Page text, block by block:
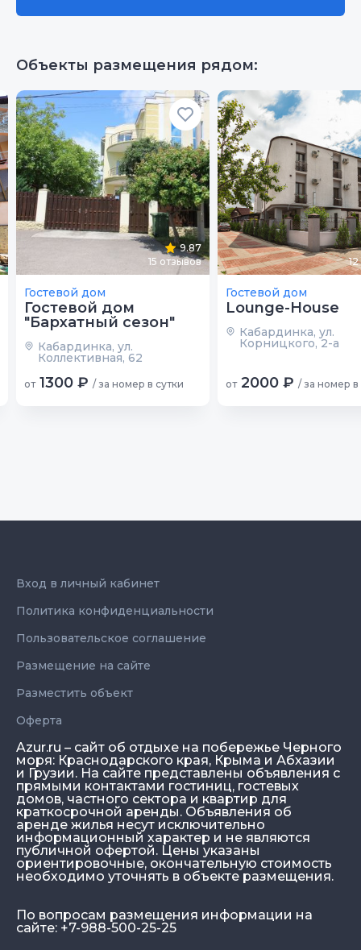
Чистота 10
Гостеприимство
Звукоизоляция
Объекты размещения рядом:
9.87
15 отзывов
Гостевой дом
Гостевой дом
"Бархатный сезон"
Кабардинка, ул.
Коллективная, 62
от 1300 ₽ / за номер в сутки
12
Гостевой дом
Lounge-House
Кабардинка, ул.
Корницкого, 2-а
от 2000 ₽ / за номер в
Azur.ru – сайт об отдыхе на побережье Черного
моря: Краснодарского края, Крыма и Абхазии
и Грузии. На сайте представлены объявления с
прямыми контактами гостиниц, гостевых
домов, частного сектора и квартир для
краткосрочной аренды. Объявления об
аренде жилья несут исключительно
информационный характер и не являются
публичной офертой. Цены указаны
ориентировочные, окончательную стоимость
необходимо уточнять в объекте размещения.
По вопросам размещения информации на
сайте: +7-988-500-25-25
Вход в личный кабинет
Политика конфиденциальности
Пользовательское соглашение
Размещение на сайте
Разместить объект
Оферта